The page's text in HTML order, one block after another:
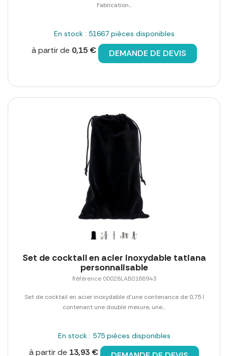
Fabrication...
En stock : 51667 pièces disponibles
à partir de 0,15 € DEMANDE DE DEVIS
Set de cocktail en acier inoxydable tatiana
personnalisable
Référence 00028LAB0168943
Set de cocktail en acier inoxydable d'une contenance de 0,75 l
contenant une double mesure, une...
En stock : 575 pièces disponibles
à partir de 13,93 €